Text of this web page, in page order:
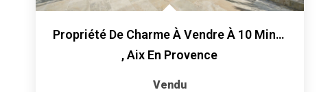
Propriété De Charme À Vendre À 10 Minutes D'Aix-En-Provence...
,Aix En Provence
Vendu